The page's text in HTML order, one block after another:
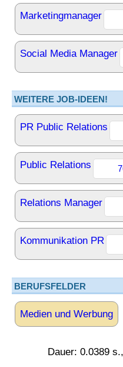
Marketingmanager
Social Media Manager
WEITERE JOB-IDEEN!
PR Public Relations
Public Relations
Relations Manager
Kommunikation PR
BERUFSFELDER
Medien und Werbung
Dauer: 0.0389